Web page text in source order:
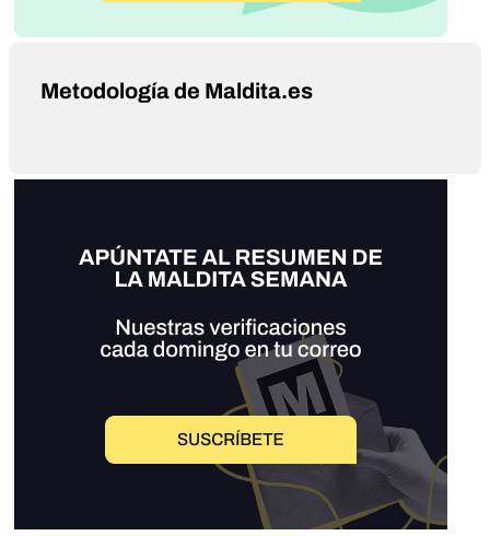
Metodología de Maldita.es